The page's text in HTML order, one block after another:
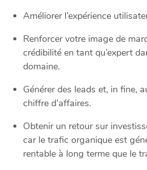
Améliorer l’expérience
Renforcer votre image de
crédibilité en tant qu’expert
domaine.
Générer des leads et, in fine,
chiffre d’affaires.
Obtenir un retour sur
car le trafic organique est
rentable à long terme que le